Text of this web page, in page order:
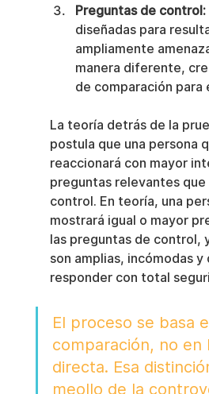
Preguntas de control:
diseñadas para
ampliamente
manera diferente,
de comparación para
La teoría detrás de la
postula que una persona
reaccionará con mayor
preguntas relevantes que
control. En teoría, una
mostrará igual o mayor
las preguntas de control,
son amplias, incómodas
responder con total
El proceso se basa
comparación, no en
directa. Esa
meollo de la